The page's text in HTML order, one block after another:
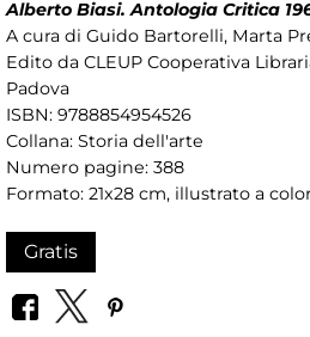
Alberto Biasi. Antologia Critica
A cura di Guido Bartorelli, Marta
Edito da CLEUP Cooperativa
Padova
ISBN: 9788854954526
Collana: Storia dell'arte
Numero pagine: 388
Formato: 21x28 cm, illustrato a
Gratis